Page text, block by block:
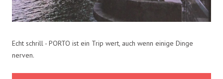
Echt schrill - PORTO ist ein Trip wert, auch wenn einige Dinge
nerven.